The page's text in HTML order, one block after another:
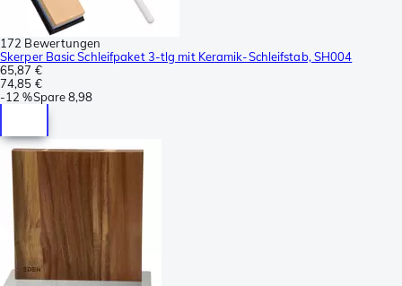
172 Bewertungen
Skerper Basic Schleifpaket 3-tlg mit Keramik-Schleifstab, SH004
65,87 €
74,85 €
-12 %Spare8,98